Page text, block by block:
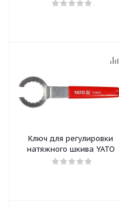
Ключ для регулировки
натяжного шкива YATO